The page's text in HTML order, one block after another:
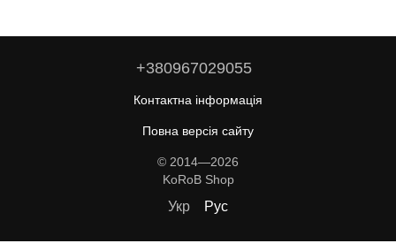
+380967029055
Контактна інформація
Повна версія сайту
© 2014—2026
KoRoB Shop
Укр Рус